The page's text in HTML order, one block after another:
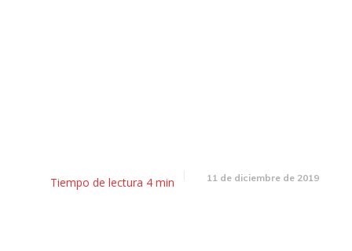
Tiempo de lectura 4min 11 de diciembre de 2019